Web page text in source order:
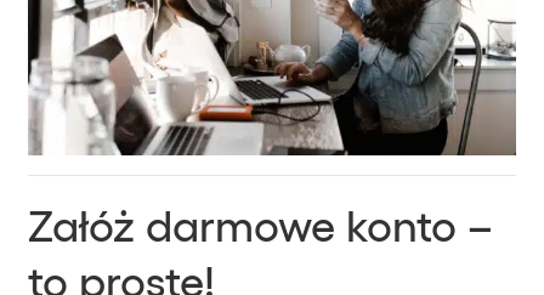
Załóż darmowe konto –
to proste!